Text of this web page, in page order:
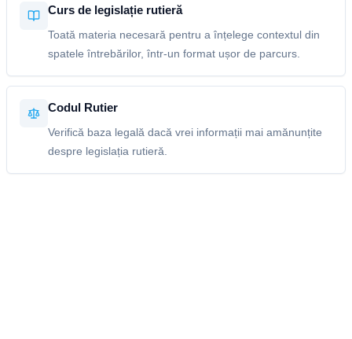
Curs de legislație rutieră
Toată materia necesară pentru a înțelege contextul din
spatele întrebărilor, într-un format ușor de parcurs.
Codul Rutier
Verifică baza legală dacă vrei informații mai amănunțite
despre legislația rutieră.